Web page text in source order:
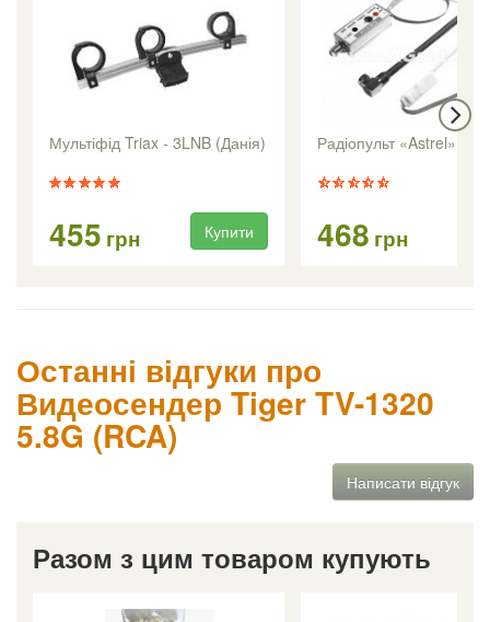
Мультіфід Triax - 3LNB (Данія)
455 грн Купити
Радіопульт «Astrel»
468 грн
Останні відгуки про
Видеосендер Tiger TV-1320
5.8G (RCA)
Написати відгук
Разом з цим товаром купують